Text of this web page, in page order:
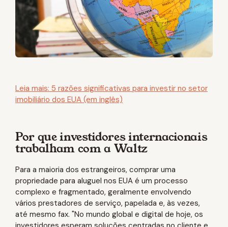
Leia mais: 5 razões significativas para investir no setor
imobiliário dos EUA (em inglês)
Por que investidores internacionais
trabalham com a Waltz
Para a maioria dos estrangeiros, comprar uma
propriedade para aluguel nos EUA é um processo
complexo e fragmentado, geralmente envolvendo
vários prestadores de serviço, papelada e, às vezes,
até mesmo fax. "No mundo global e digital de hoje, os